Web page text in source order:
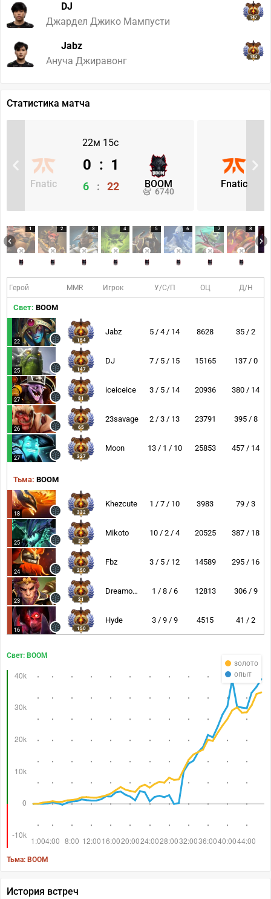
DJ
Джардел Джико Мампусти
147
Jabz
Ануча Джиравонг
154
Статистика матча
22м 15с
Fnatic BOOM
6740
0 : 1
6 : 22 Fnatic
1 2 3 4 5 6 7 8
Герой MMR Игрок У/С/П ОЦ Д/Н
Свет: BOOM
22 154
Jabz 5 / 4 / 14 8628 35 / 2
25 147
DJ 7 / 5 / 15 15165 137 / 0
27 81
iceiceice 3 / 5 / 14 20936 380 / 14
26 65
23savage 2 / 3 / 13 23791 395 / 8
27 327
Moon 13 / 1 / 10 25853 457 / 14
Тьма: BOOM
18 332
Khezcute 1 / 7 / 10 3983 79 / 3
25 32
Mikoto 10 / 2 / 4 20525 387 / 18
24 250
Fbz 3 / 5 / 12 14589 295 / 16
23 21
Dreamocel 1 / 8 / 6 12813 306 / 9
16 150
Hyde 3 / 9 / 9 4515 41 / 2
золото
опыт
Свет: BOOM
Тьма: BOOM
История встреч